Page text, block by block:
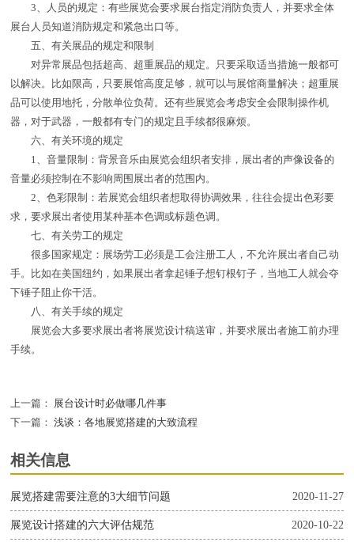
3、人员的规定：有些展览会要求展台指定消防负责人，并要求全体
展台人员知道消防规定和紧急出口等。
五、有关展品的规定和限制
对异常展品包括超高、超重展品的规定。只要采取适当措施一般都可
以解决。比如限高，只要展馆高度足够，就可以与展馆商量解决；超重展
品可以使用地托，分散单位负荷。还有些展览会考虑安全会限制操作机
器，对于武器，一般都有专门的规定且手续都很麻烦。
六、有关环境的规定
1、音量限制：背景音乐由展览会组织者安排，展出者的声像设备的
音量必须控制在不影响周围展出者的范围内。
2、色彩限制：若展览会组织者想取得协调效果，往往会提出色彩要
求，要求展出者使用某种基本色调或标题色调。
七、有关劳工的规定
很多国家规定：展场劳工必须是工会注册工人，不允许展出者自己动
手。比如在美国纽约，如果展出者拿起锤子想钉根钉子，当地工人就会夺
下锤子阻止你干活。
八、有关手续的规定
展览会大多要求展出者将展览设计稿送审，并要求展出者施工前办理
手续。
上一篇：
展台设计时必做哪几件事
下一篇： 浅谈：各地展览搭建的大致流程
相关信息
2020-11-27
展览搭建需要注意的3大细节问题
2020-10-22
展览设计搭建的六大评估规范